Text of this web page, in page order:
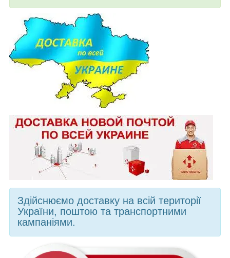
Здійснюємо доставку на всій території
України, поштою та транспортними
кампаніями.